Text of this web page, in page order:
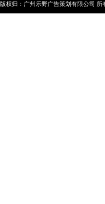
版权归：广州乐野广告策划有限公司 所